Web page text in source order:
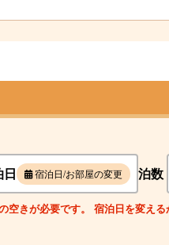
ビ／冷蔵庫 （空の為ご自由にお使
ト／湯沸かしポット/ドライヤー
バスタオル／湯籠／剃刀
宿泊日/お部屋の変更 泊数
空きが必要です。 宿泊日を変え